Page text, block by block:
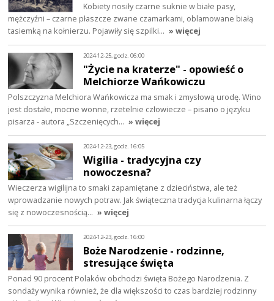
Kobiety nosiły czarne suknie w białe pasy,
mężczyźni – czarne płaszcze zwane czamarkami, oblamowane białą
tasiemką na kołnierzu. Pojawiły się szpilki… » więcej
2024-12-25, godz. 06:00
"Życie na kraterze" - opowieść o
Melchiorze Wańkowiczu
Polszczyzna Melchiora Wańkowicza ma smak i zmysłową urodę. Wino
jest dostałe, mocne wonne, rzetelnie człowiecze – pisano o języku
pisarza - autora „Szczenięcych… » więcej
2024-12-23, godz. 16:05
Wigilia - tradycyjna czy
nowoczesna?
Wieczerza wigilijna to smaki zapamiętane z dzieciństwa, ale też
wprowadzanie nowych potraw. Jak świąteczna tradycja kulinarna łączy
się z nowoczesnością… » więcej
2024-12-23, godz. 16:00
Boże Narodzenie - rodzinne,
stresujące święta
Ponad 90 procent Polaków obchodzi święta Bożego Narodzenia. Z
sondaży wynika również, że dla większości to czas bardziej rodzinny